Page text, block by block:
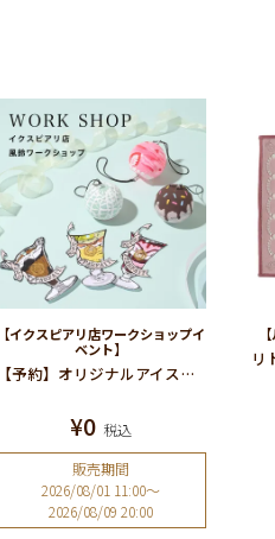
【イクスピアリ店ワークショップイ
ベント】
【予約】オリジナルアイスクリーム風鈴作りワークショップ（イクスピアリ）
¥0 税込
販売期間
2026/08/01 11:00〜
2026/08/09 20:00
リ